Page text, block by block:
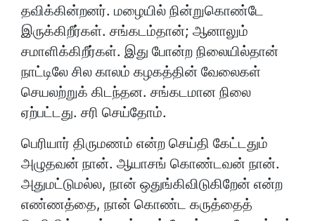
தவிக்கின்றனர். மழையில் நின்றுகொண்டே
இருக்கிறீர்கள். சங்கடம்தான்; ஆனாலும்
சமாளிக்கிறீர்கள். இது போன்ற நிலையில்தான்
நாட்டிலே சில காலம் கழகத்தின் வேலைகள்
செயலற்றுக் கிடந்தன. சங்கடமான நிலை
ஏற்பட்டது. சரி செய்தோம்.
பெரியார் திருமணம் என்ற செய்தி கேட்டதும்
அழுதவன் நான். ஆயாசங் கொண்டவன் நான்.
அதுமட்டுமல்ல, நான் ஒதுங்கிவிடுகிறேன் என்ற
எண்ணத்தை, நான் கொண்ட கருத்தைத்